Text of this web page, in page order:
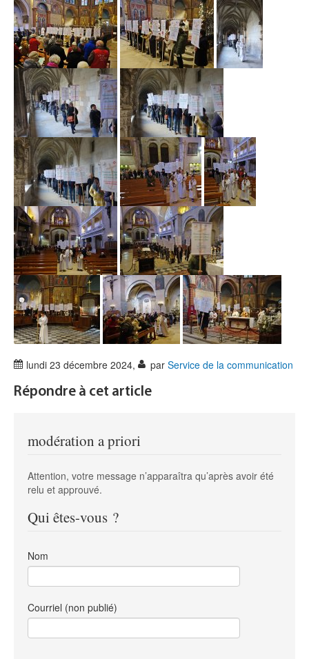
lundi 23 décembre 2024, par Service de la communication
Répondre à cet article
modération a priori
Attention, votre message n’apparaîtra qu’après avoir été
relu et approuvé.
Qui êtes-vous ?
Nom
Courriel (non publié)